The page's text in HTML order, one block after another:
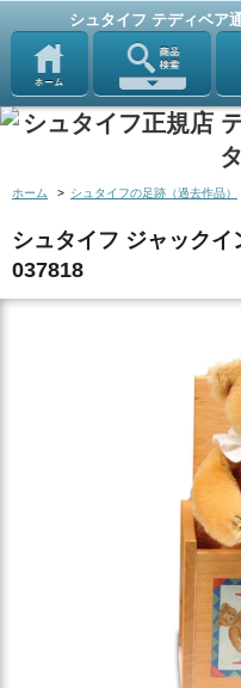
シュタイフ テディベア
ホーム > シュタイフの足跡（過去作品）
シュタイフ ジャック
037818